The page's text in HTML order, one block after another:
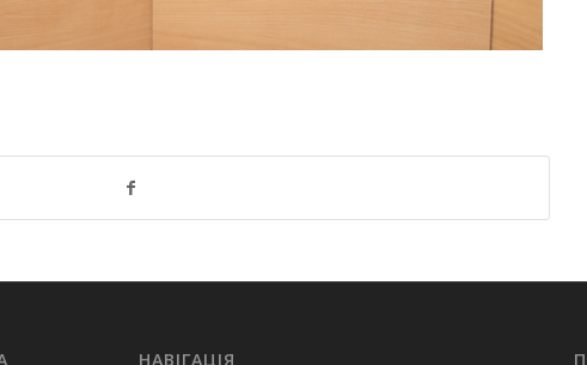
НАВІГАЦІЯ